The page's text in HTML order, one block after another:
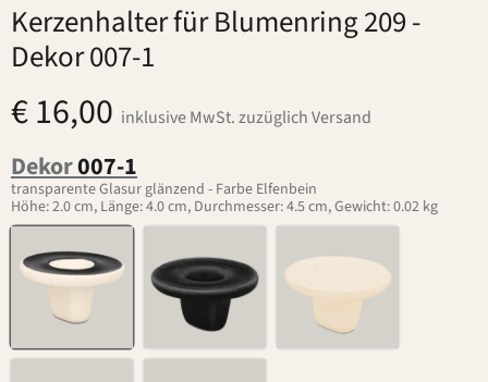
Kerzenhalter für Blumenring 209-
Dekor 007-1
€ 16,00 inklusive MwSt. zuzüglich Versand
Dekor007-1
transparente Glasur glänzend - Farbe Elfenbein
Höhe: 2.0 cm, Länge: 4.0 cm, Durchmesser: 4.5 cm, Gewicht: 0.02 kg